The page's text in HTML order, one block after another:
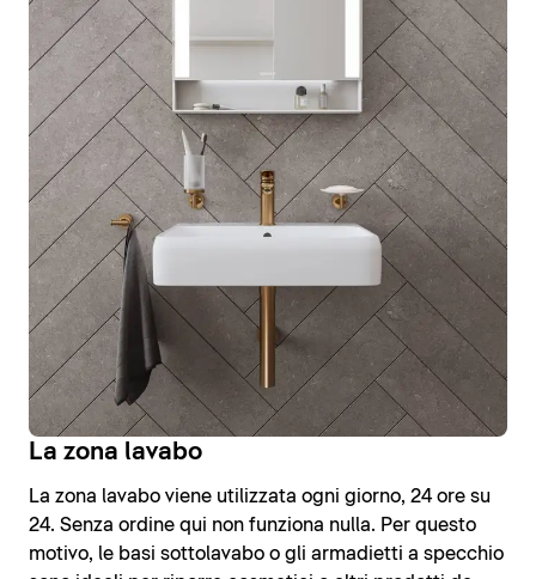
La zona lavabo
La zona lavabo viene utilizzata ogni giorno, 24 ore su
24. Senza ordine qui non funziona nulla. Per questo
motivo, le basi sottolavabo o gli armadietti a specchio